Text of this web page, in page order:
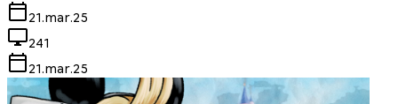
21.mar.25
241
21.mar.25